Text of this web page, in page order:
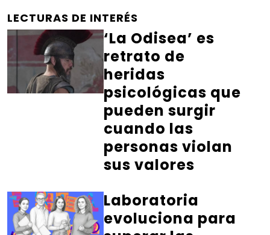
LECTURAS DE INTERÉS
‘La Odisea’ es
retrato de
heridas
psicológicas que
pueden surgir
cuando las
personas violan
sus valores
Laboratoria
evoluciona para